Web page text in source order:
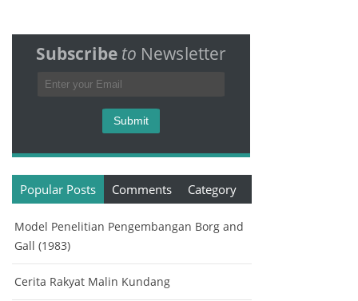
Subscribe to Newsletter
Popular Posts Comments Category
Model Penelitian Pengembangan Borg and
Gall (1983)
Cerita Rakyat Malin Kundang